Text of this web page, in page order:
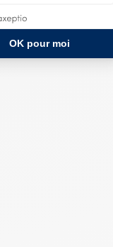
OK pour moi